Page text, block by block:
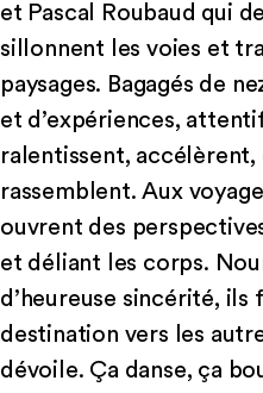
et Pascal Roubaud qui
sillonnent les voies et
paysages. Bagagés de
et d’expériences,
ralentissent,
rassemblent. Aux
ouvrent des
et déliant les corps.
d’heureuse sincérité, ils
destination vers les
dévoile. Ça danse, ça